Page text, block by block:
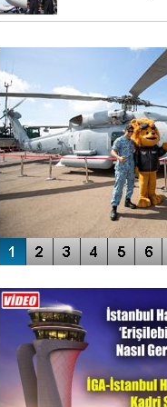
SİNGAPUR AIRSHOW-2020
ENGELLERİN AŞILDIĞI HAVALİMANI